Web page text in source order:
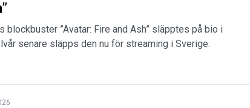
blockbuster ”Avatar: Fire and Ash” släpptes på bio i
senare släpps den nu för streaming i Sverige.